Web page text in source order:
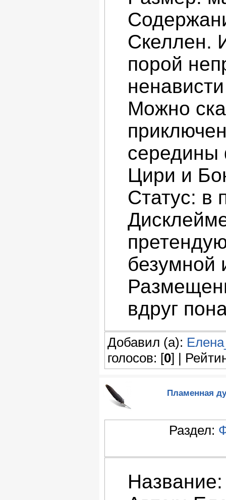
Скеллен.
порой
Можно
середины
Цири и
Статус: в
безумной
вдруг
Добавил (а):
голосов: [0] |
Пламенная
Раздел: